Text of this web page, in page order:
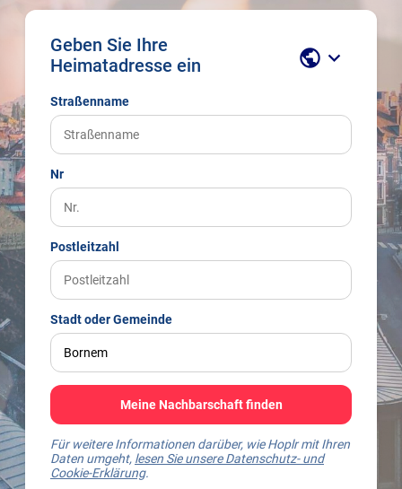
Geben Sie Ihre
Heimatadresse ein
public keyboard_arrow_down
Straßenname
Nr
Postleitzahl
Stadt oder Gemeinde
Meine Nachbarschaft finden
Für weitere Informationen darüber, wie Hoplr mit Ihren
Daten umgeht, lesen Sie unsere Datenschutz- und
Cookie-Erklärung.